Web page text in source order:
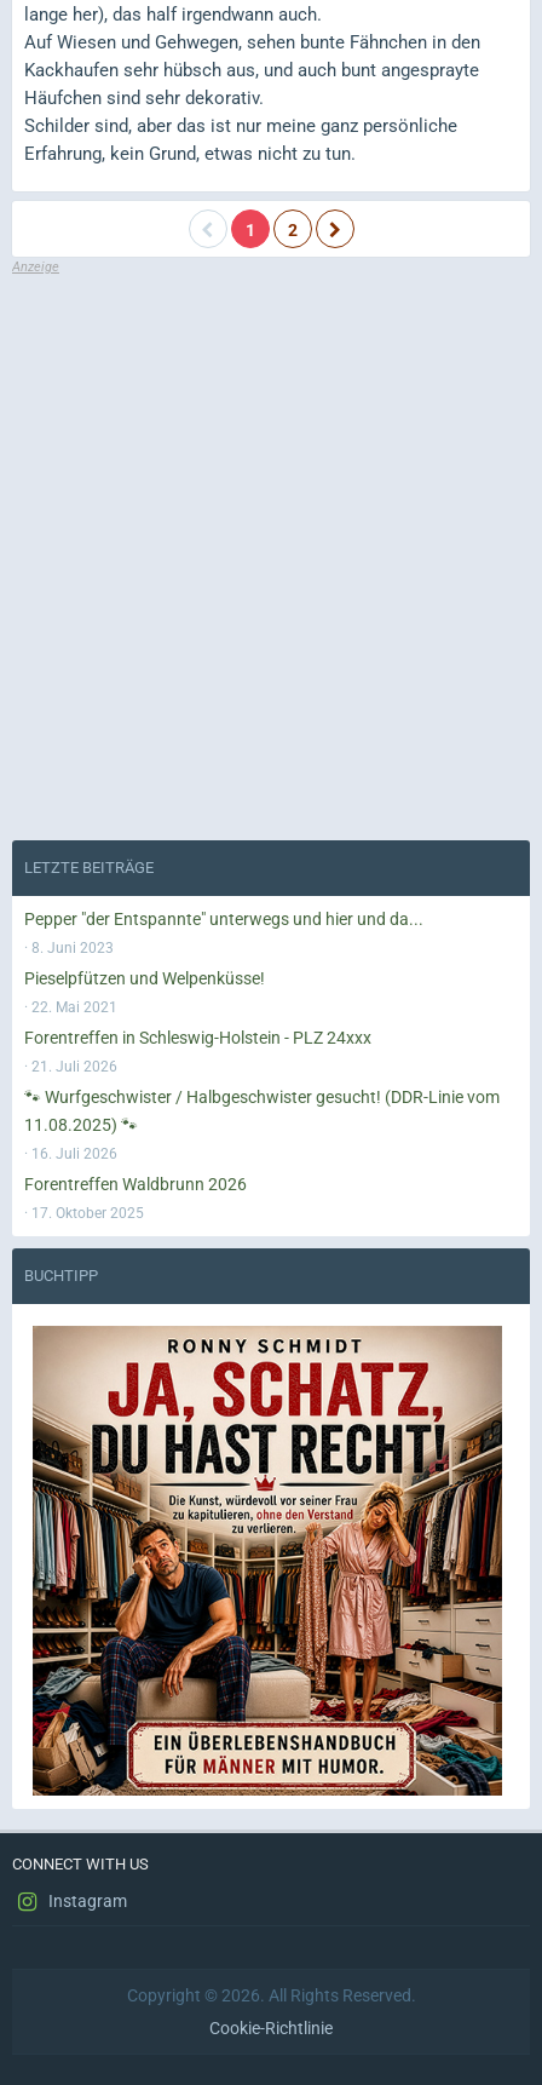
lange her), das half irgendwann auch.
Auf Wiesen und Gehwegen, sehen bunte Fähnchen in den
Kackhaufen sehr hübsch aus, und auch bunt angesprayte
Häufchen sind sehr dekorativ.
Schilder sind, aber das ist nur meine ganz persönliche
Erfahrung, kein Grund, etwas nicht zu tun.
1 2
LETZTE BEITRÄGE
Pepper "der Entspannte" unterwegs und hier und da...
8. Juni 2023
Pieselpfützen und Welpenküsse!
22. Mai 2021
Forentreffen in Schleswig-Holstein - PLZ 24xxx
21. Juli 2026
🐾 Wurfgeschwister / Halbgeschwister gesucht! (DDR-Linie vom
11.08.2025) 🐾
16. Juli 2026
Forentreffen Waldbrunn 2026
17. Oktober 2025
BUCHTIPP
CONNECT WITH US
Instagram
Copyright © 2026. All Rights Reserved.
Cookie-Richtlinie